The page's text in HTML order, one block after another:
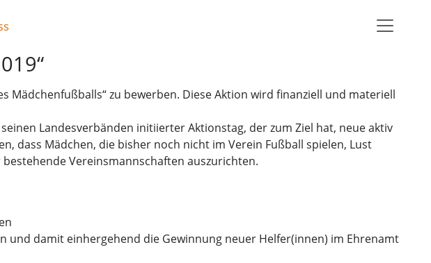
Mädchenfußballs“ zu bewerben. Diese Aktion wird finanziell und materiell
Landesverbänden initiierter Aktionstag, der zum Ziel hat, neue aktiv
dass Mädchen, die bisher noch nicht im Verein Fußball spielen, Lust
Vereinsmannschaften auszurichten.
und damit einhergehend die Gewinnung neuer Helfer(innen) im Ehrenamt